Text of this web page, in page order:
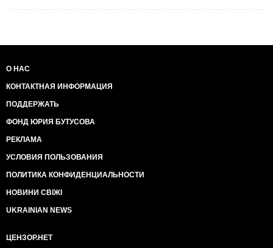
О НАС
КОНТАКТНАЯ ИНФОРМАЦИЯ
ПОДДЕРЖАТЬ
ФОНД ЮРИЯ БУТУСОВА
РЕКЛАМА
УСЛОВИЯ ПОЛЬЗОВАНИЯ
ПОЛИТИКА КОНФИДЕНЦИАЛЬНОСТИ
НОВИНИ СВІЖІ
UKRAINIAN NEWS
ЦЕНЗОР.НЕТ